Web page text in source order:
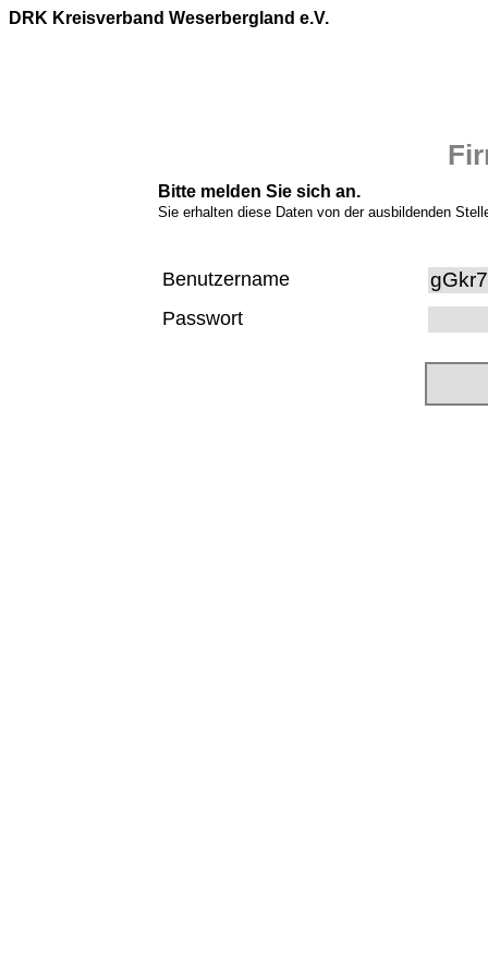
DRK Kreisverband Weserbergland e.V.
Bitte melden Sie sich an.
Sie erhalten diese Daten von der ausbildenden
Benutzername
Passwort